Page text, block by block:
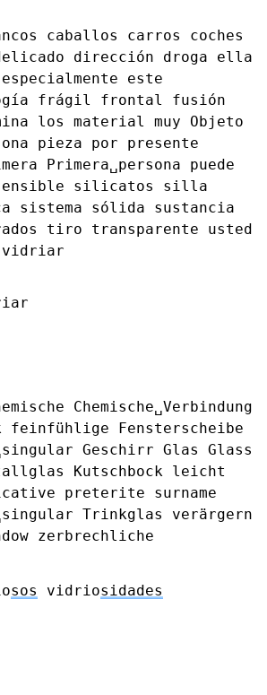
caballos carros
coches
dirección droga
ella
especialmente
este
frágil frontal
fusión
los material muy
Objeto
pieza por
presente
Primera␣persona
puede
silicatos
silla
sistema sólida
sustancia
tiro transparente
usted
vidriar
Chemische␣Verbindung
feinfühlige
Fensterscheibe
Geschirr Glas
Glass
Kutschbock leicht
preterite
surname
Trinkglas
verärgern
zerbrechliche
sos vidriosidades